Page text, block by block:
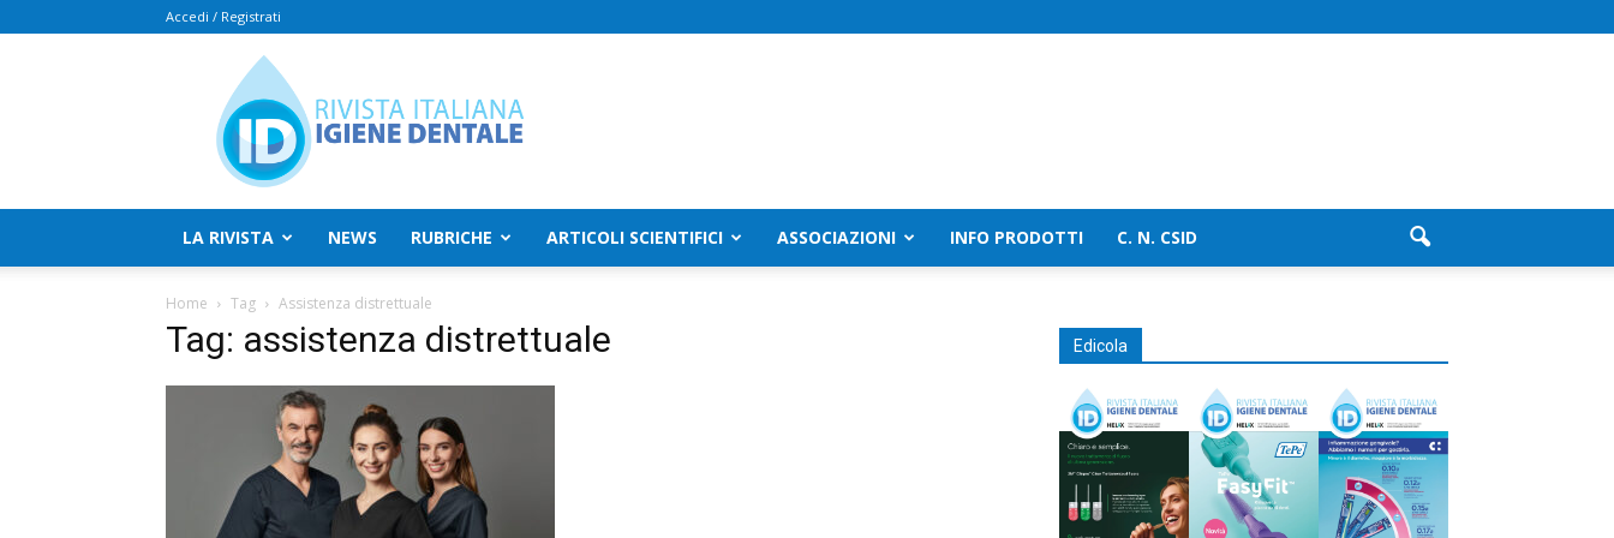
Accedi / Registrati
Rivista
Italiana
Igiene
Dentale
LA RIVISTA NEWS RUBRICHE ARTICOLI SCIENTIFICI ASSOCIAZIONI INFO PRODOTTI C. N. CSID
Home Tag Assistenza distrettuale
Tag: assistenza distrettuale Edicola